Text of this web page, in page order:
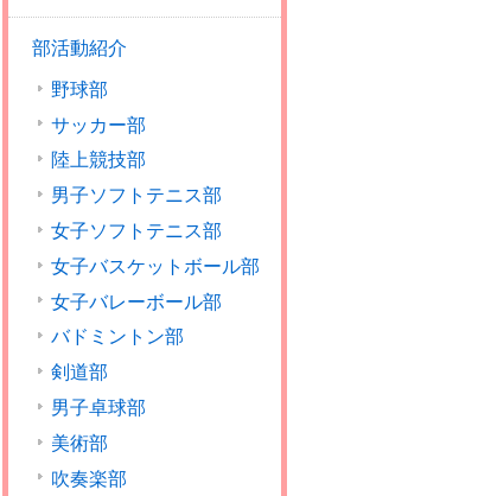
部活動紹介
野球部
サッカー部
陸上競技部
男子ソフトテニス部
女子ソフトテニス部
女子バスケットボール部
女子バレーボール部
バドミントン部
剣道部
男子卓球部
美術部
吹奏楽部